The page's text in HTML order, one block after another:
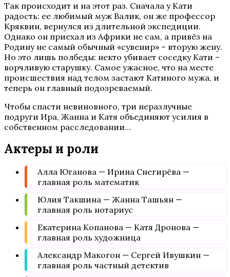
Так происходит и на этот раз. Сначала у Кати
радость: ее любимый муж Валик, он же профессор
Кряквин, вернулся из длительной экспедиции.
Однако он приехал из Африки не сам, а привёз на
Родину не самый обычный «сувенир» – вторую жену.
Но это лишь полбеды: некто убивает соседку Кати –
ворчливую старушку. Самое ужасное, что на месте
происшествия над телом застают Катиного мужа, и
теперь он главный подозреваемый.
Чтобы спасти невиновного, три неразлучные
подруги Ира, Жанна и Катя объединяют усилия в
собственном расследовании…
Актеры и роли
Алла Юганова — Ирина Снегирёва —
главная роль математик
Юлия Такшина — Жанна Ташьян —
главная роль нотариус
Екатерина Копанова — Катя Дронова —
главная роль художница
Александр Макогон — Сергей Ивушкин —
главная роль частный детектив